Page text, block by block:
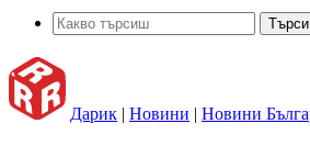
Дарик | Новини | Новини